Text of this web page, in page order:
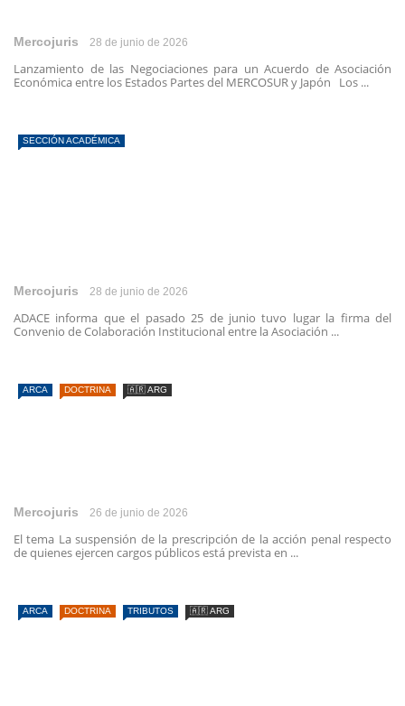
Mercojuris 28 de junio de 2026
Lanzamiento de las Negociaciones para un Acuerdo de Asociación
Económica entre los Estados Partes del MERCOSUR y Japón Los ...
SECCIÓN ACADÉMICA
Mercojuris 28 de junio de 2026
ADACE informa que el pasado 25 de junio tuvo lugar la firma del
Convenio de Colaboración Institucional entre la Asociación ...
ARCA DOCTRINA 🇦🇷 ARG
Mercojuris 26 de junio de 2026
El tema La suspensión de la prescripción de la acción penal respecto
de quienes ejercen cargos públicos está prevista en ...
ARCA DOCTRINA TRIBUTOS 🇦🇷 ARG